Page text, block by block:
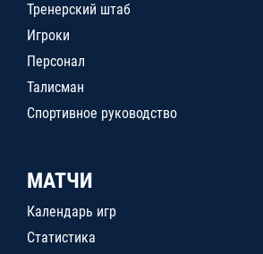
Тренерский штаб
Игроки
Персонал
Талисман
Спортивное руководство
МАТЧИ
Календарь игр
Статистика